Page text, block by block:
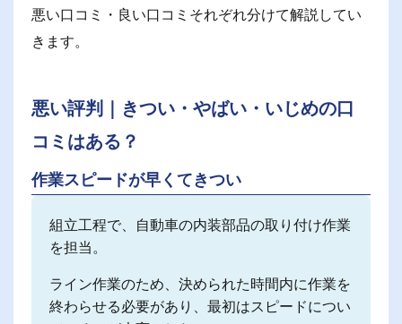
悪い口コミ・良い口コミそれぞれ分けて解説してい
きます。
悪い評判｜きつい・やばい・いじめの口
コミはある？
作業スピードが早くてきつい
組立工程で、自動車の内装部品の取り付け作業
を担当。
ライン作業のため、決められた時間内に作業を
終わらせる必要があり、最初はスピードについ